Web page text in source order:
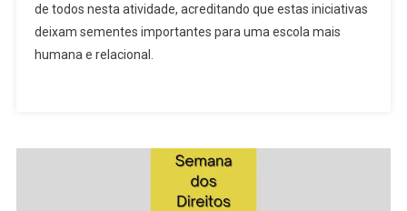
de todos nesta atividade, acreditando que estas iniciativas
deixam sementes importantes para uma escola mais
humana e relacional.